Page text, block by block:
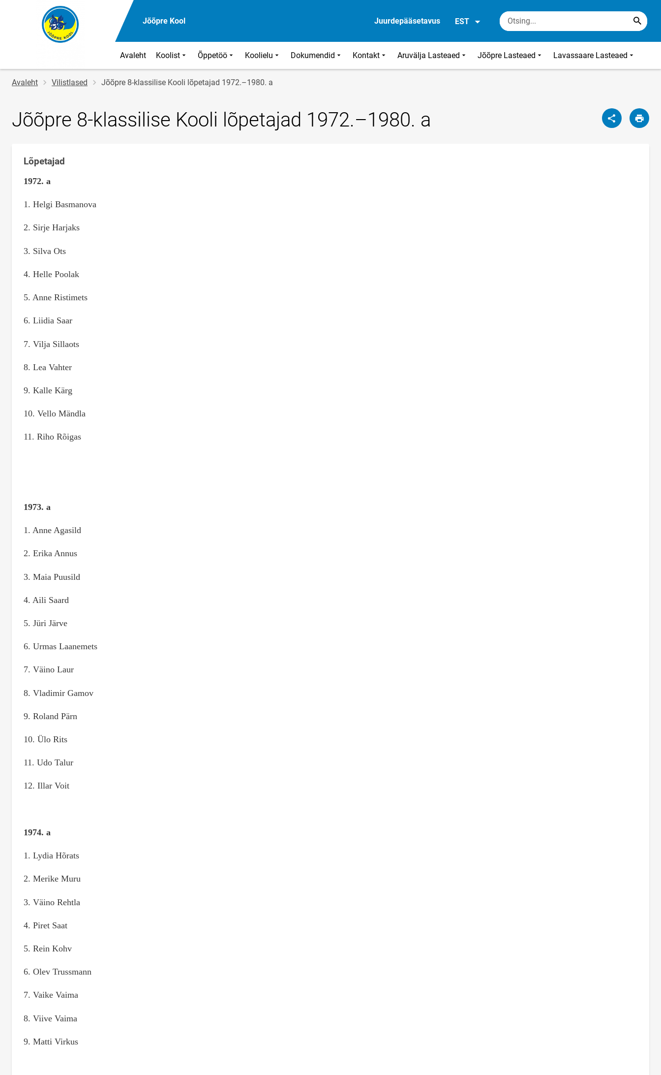
Jõõpre Kool Juurdepääsetavus EST
Avaleht Koolist Õppetöö Koolielu Dokumendid Kontakt Aruvälja Lasteaed Jõõpre Lasteaed Lavassaare Lasteaed
Jälglink
Avaleht Vilistlased Jõõpre 8-klassilise Kooli lõpetajad 1972.–1980. a
Jõõpre 8-klassilise Kooli lõpetajad 1972.–1980. a
Klassi
Lõpetajad
1972. a
1. Helgi Basmanova
2. Sirje Harjaks
3. Silva Ots
4. Helle Poolak
5. Anne Ristimets
6. Liidia Saar
7. Vilja Sillaots
8. Lea Vahter
9. Kalle Kärg
10. Vello Mändla
11. Riho Rõigas
1973. a
1. Anne Agasild
2. Erika Annus
3. Maia Puusild
4. Aili Saard
5. Jüri Järve
6. Urmas Laanemets
7. Väino Laur
8. Vladimir Gamov
9. Roland Pärn
10. Ülo Rits
11. Udo Talur
12. Illar Voit
1974. a
1. Lydia Hõrats
2. Merike Muru
3. Väino Rehtla
4. Piret Saat
5. Rein Kohv
6. Olev Trussmann
7. Vaike Vaima
8. Viive Vaima
9. Matti Virkus